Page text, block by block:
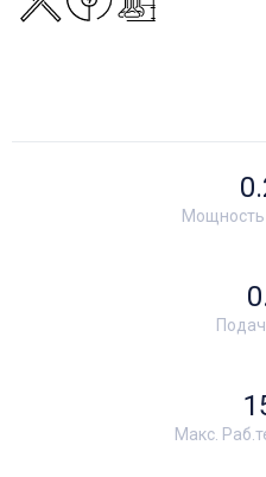
Мощность
Макс.